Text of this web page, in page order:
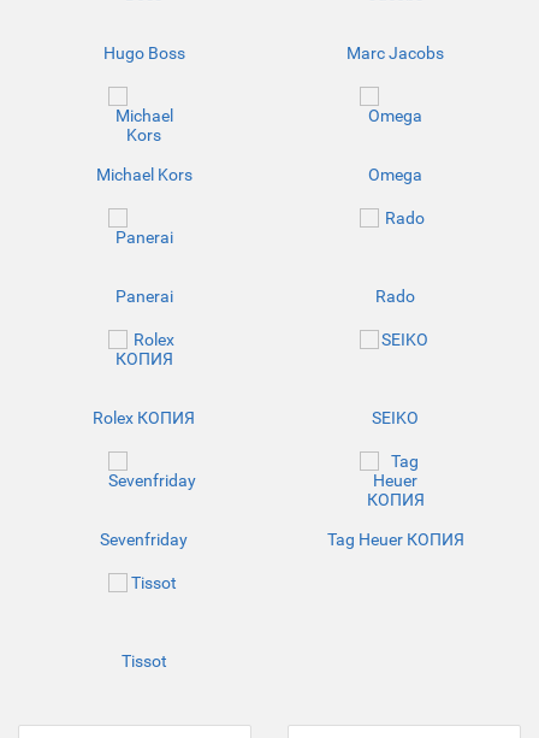
Hugo Boss Marc Jacobs
Michael Kors Omega
Panerai Rado
Rolex КОПИЯ SEIKO
Sevenfriday Tag Heuer КОПИЯ
Tissot